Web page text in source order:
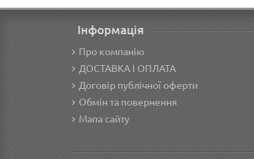
Інформація
Про компанію
ДОСТАВКА І ОПЛАТА
Договір публічної оферти
Обмін та повернення
Мапа сайту